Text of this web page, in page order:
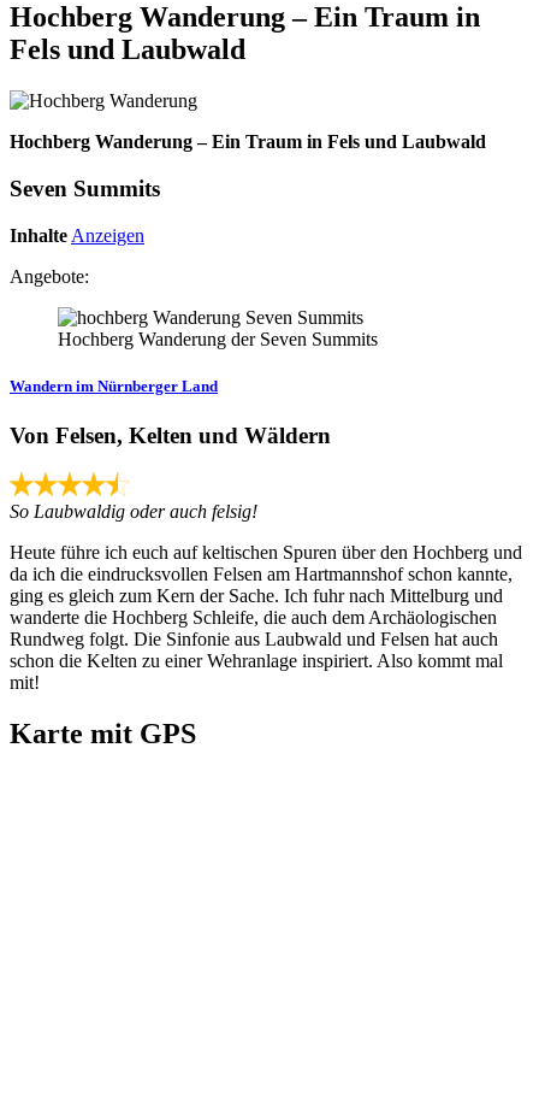
Hochberg Wanderung – Ein Traum in
Fels und Laubwald
Hochberg Wanderung – Ein Traum in Fels und Laubwald
Seven Summits
Inhalte Anzeigen
Angebote:
Hochberg Wanderung der Seven Summits
Wandern im Nürnberger Land
Von Felsen, Kelten und Wäldern
So Laubwaldig oder auch felsig!
Heute führe ich euch auf keltischen Spuren über den Hochberg und
da ich die eindrucksvollen Felsen am Hartmannshof schon kannte,
ging es gleich zum Kern der Sache. Ich fuhr nach Mittelburg und
wanderte die Hochberg Schleife, die auch dem Archäologischen
Rundweg folgt. Die Sinfonie aus Laubwald und Felsen hat auch
schon die Kelten zu einer Wehranlage inspiriert. Also kommt mal
mit!
Karte mit GPS